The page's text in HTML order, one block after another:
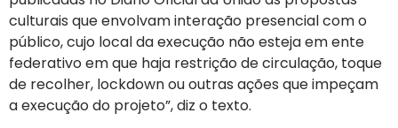
culturais que envolvam interação presencial com o
público, cujo local da execução não esteja em ente
federativo em que haja restrição de circulação, toque
de recolher, lockdown ou outras ações que impeçam
a execução do projeto”, diz o texto.